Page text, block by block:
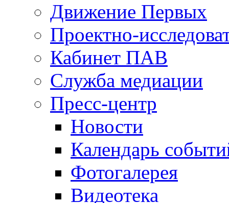
Движение Первых
Проектно-
Кабинет ПАВ
Служба медиации
Пресс-центр
Новости
Календарь
Фотогалерея
Видеотека